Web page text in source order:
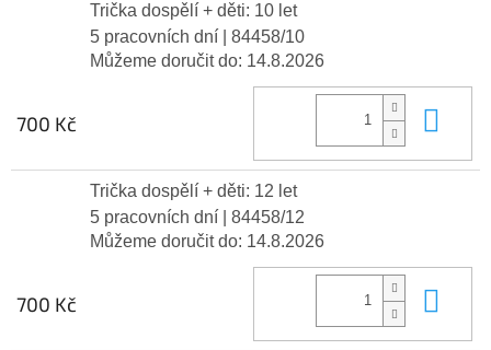
Trička dospělí + děti: 10 let
5 pracovních dní
| 84458/10
Můžeme doručit do: 14.8.2026
700 Kč
Trička dospělí + děti: 12 let
5 pracovních dní
| 84458/12
Můžeme doručit do: 14.8.2026
700 Kč